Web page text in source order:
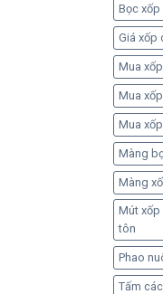
Bọc
Giá xốp
Mua
Mua
Mua
Màng
Màng
Mút xốp
tôn
Phao
Tấm